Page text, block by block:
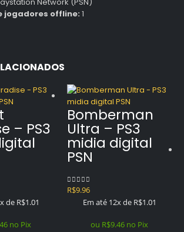
jogadores offline: 1
– PS3
de R$1.01
no Pix
Bomberman
Ultra – PS3
midia digital
PSN
0out of 5
R$9.96
Em até 12x de R$1.01
ou R$9.46 no Pix